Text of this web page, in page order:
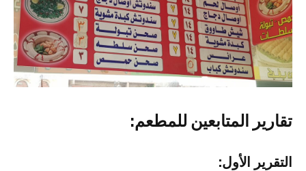
تقارير المتابعين للمطعم:
التقرير الأول: